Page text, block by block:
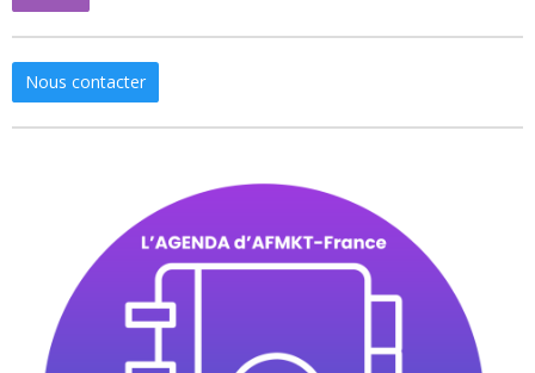
Nous contacter